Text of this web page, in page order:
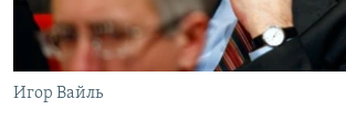
Игор Вайль